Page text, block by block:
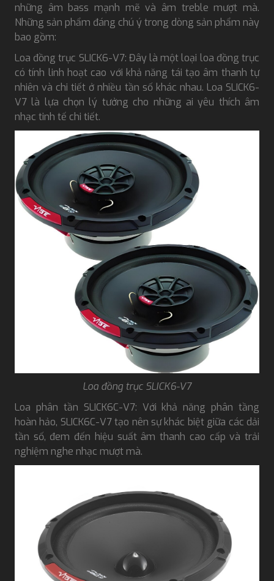
những âm bass mạnh mẽ và âm treble mượt mà.
Những sản phẩm đáng chú ý trong dòng sản phẩm này
bao gồm:
Loa đồng trục SLICK6-V7: Đây là một loại loa đồng trục
có tính linh hoạt cao với khả năng tái tạo âm thanh tự
nhiên và chi tiết ở nhiều tần số khác nhau. Loa SLICK6-
V7 là lựa chọn lý tưởng cho những ai yêu thích âm
nhạc tinh tế chi tiết.
Loa đồng trục SLICK6-V7
Loa phân tần SLICK6C-V7: Với khả năng phân tầng
hoàn hảo, SLICK6C-V7 tạo nên sự khác biệt giữa các dải
tần số, đem đến hiệu suất âm thanh cao cấp và trải
nghiệm nghe nhạc mượt mà.